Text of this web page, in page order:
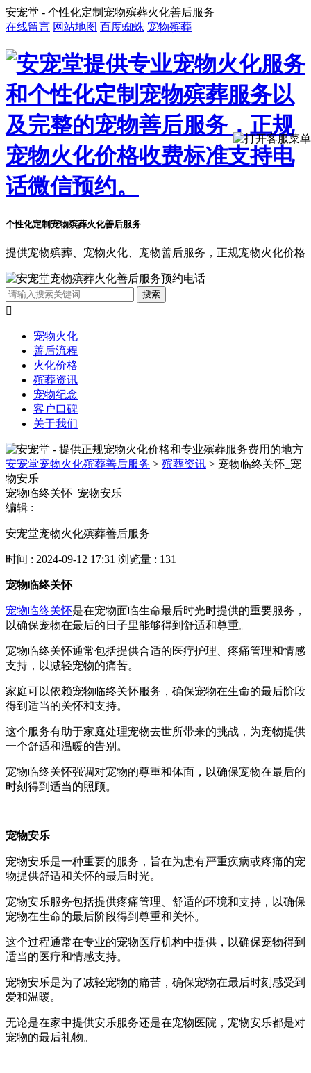
安宠堂 - 个性化定制宠物殡葬火化善后服务
在线留言 网站地图 百度蜘蛛 宠物殡葬
个性化定制宠物殡葬火化善后服务
提供宠物殡葬、宠物火化、宠物善后服务，正规宠物火化价格

宠物火化
善后流程
火化价格
殡葬资讯
宠物纪念
客户口碑
关于我们
安宠堂宠物火化殡葬善后服务 > 殡葬资讯 > 宠物临终关怀_宠
物安乐
宠物临终关怀_宠物安乐
编辑 :
安宠堂宠物火化殡葬善后服务
时间 : 2024-09-12 17:31 浏览量 : 131
宠物临终关怀
宠物临终关怀是在宠物面临生命最后时光时提供的重要服务，
以确保宠物在最后的日子里能够得到舒适和尊重。
宠物临终关怀通常包括提供合适的医疗护理、疼痛管理和情感
支持，以减轻宠物的痛苦。
家庭可以依赖宠物临终关怀服务，确保宠物在生命的最后阶段
得到适当的关怀和支持。
这个服务有助于家庭处理宠物去世所带来的挑战，为宠物提供
一个舒适和温暖的告别。
宠物临终关怀强调对宠物的尊重和体面，以确保宠物在最后的
时刻得到适当的照顾。
宠物安乐
宠物安乐是一种重要的服务，旨在为患有严重疾病或疼痛的宠
物提供舒适和关怀的最后时光。
宠物安乐服务包括提供疼痛管理、舒适的环境和支持，以确保
宠物在生命的最后阶段得到尊重和关怀。
这个过程通常在专业的宠物医疗机构中提供，以确保宠物得到
适当的医疗和情感支持。
宠物安乐是为了减轻宠物的痛苦，确保宠物在最后时刻感受到
爱和温暖。
无论是在家中提供安乐服务还是在宠物医院，宠物安乐都是对
宠物的最后礼物。